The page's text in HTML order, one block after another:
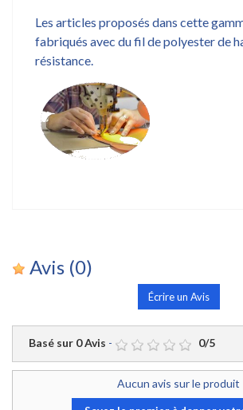
Les articles proposés dans cette
fabriqués avec du fil de polyester de
résistance.
Avis (0)
Écrire un Avis
Basé sur 0Avis - 0/5
Aucun avis sur le produit